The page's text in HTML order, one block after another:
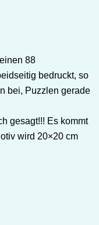
88
bedruckt, so
bei, Puzzlen gerade
gesagt!!! Es kommt
wird 20×20 cm